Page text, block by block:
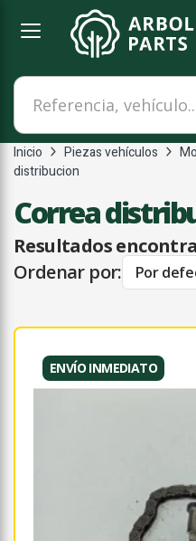
Referencia, vehículo...
Inicio Piezas vehículos
distribucion
Correa
Resultados
Ordenar por:
ENVÍO INMEDIATO